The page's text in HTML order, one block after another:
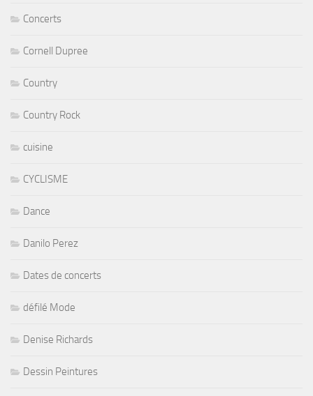
Concerts
Cornell Dupree
Country
Country Rock
cuisine
CYCLISME
Dance
Danilo Perez
Dates de concerts
défilé Mode
Denise Richards
Dessin Peintures